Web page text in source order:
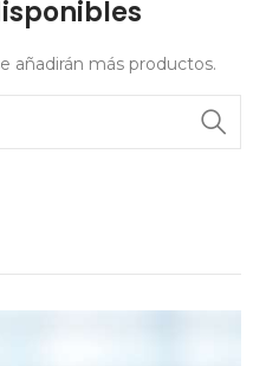
añadirán más productos.